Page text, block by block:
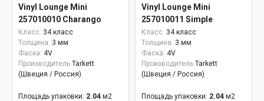
Vinyl Lounge Mini
257010010 Charango
Класс: 34 класс
Толщина: 3 мм
Фаска: 4V
Производитель Tarkett
(Швеция / Россия)
Площадь упаковки: 2.04 м2
Vinyl Lounge Mini
257010011 Simple
Класс: 34 класс
Толщина: 3 мм
Фаска: 4V
Производитель Tarkett
(Швеция / Россия)
Площадь упаковки: 2.04 м2